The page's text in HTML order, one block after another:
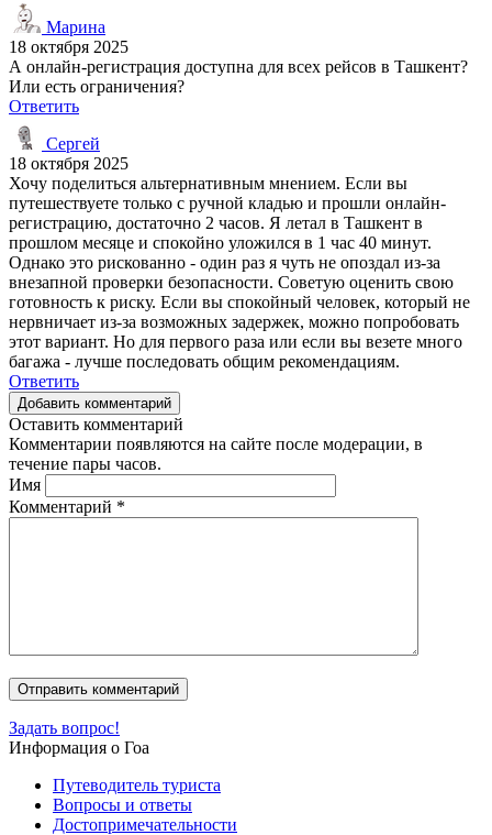
Марина
18 октября 2025
А онлайн-регистрация доступна для всех рейсов в Ташкент?
Или есть ограничения?
Ответить
Сергей
18 октября 2025
Хочу поделиться альтернативным мнением. Если вы
путешествуете только с ручной кладью и прошли онлайн-
регистрацию, достаточно 2 часов. Я летал в Ташкент в
прошлом месяце и спокойно уложился в 1 час 40 минут.
Однако это рискованно - один раз я чуть не опоздал из-за
внезапной проверки безопасности. Советую оценить свою
готовность к риску. Если вы спокойный человек, который не
нервничает из-за возможных задержек, можно попробовать
этот вариант. Но для первого раза или если вы везете много
багажа - лучше последовать общим рекомендациям.
Ответить
Добавить комментарий
Оставить комментарий
Комментарии появляются на сайте после модерации, в
течение пары часов.
Имя
Комментарий *
Задать вопрос!
Информация о Гоа
Путеводитель туриста
Вопросы и ответы
Достопримечательности